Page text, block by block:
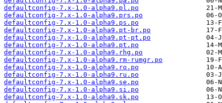
defaultconfig-7.x-1.0-alpha9.pl.po
defaultconfig-7.x-1.0-alpha9.prs.po
defaultconfig-7.x-1.0-alpha9.ps.po
defaultconfig-7.x-1.0-alpha9.pt-br.po
defaultconfig-7.x-1.0-alpha9.pt-pt.po
defaultconfig-7.x-1.0-alpha9.pt.po
defaultconfig-7.x-1.0-alpha9.rhg.po
defaultconfig-7.x-1.0-alpha9.rm-rumgr.po
defaultconfig-7.x-1.0-alpha9.ro.po
defaultconfig-7.x-1.0-alpha9.ru.po
defaultconfig-7.x-1.0-alpha9.se.po
defaultconfig-7.x-1.0-alpha9.si.po
defaultconfig-7.x-1.0-alpha9.sk.po